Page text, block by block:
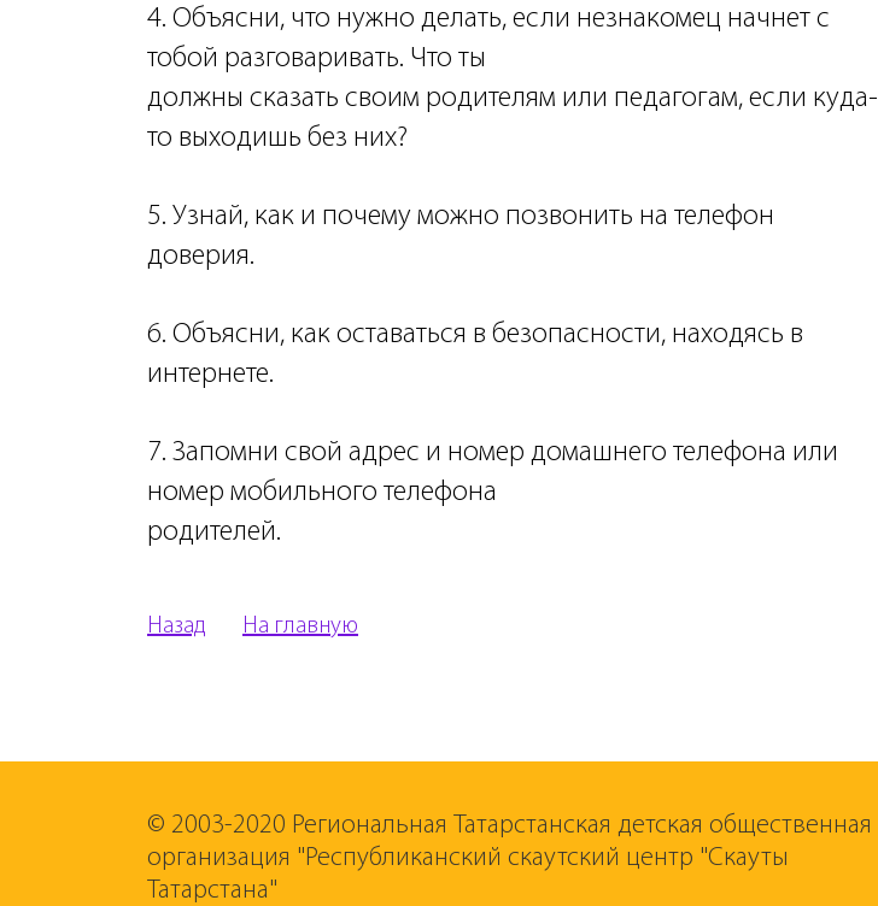
4. Объясни, что нужно делать, если незнакомец начнет с
тобой разговаривать. Что ты
должны сказать своим родителям или педагогам, если куда-
то выходишь без них?
5. Узнай, как и почему можно позвонить на телефон
доверия.
6. Объясни, как оставаться в безопасности, находясь в
интернете.
7. Запомни свой адрес и номер домашнего телефона или
номер мобильного телефона
родителей.
Назад На главную
© 2003-2020 Региональная Татарстанская детская общественная
организация "Республиканский скаутский центр "Скауты
Татарстана"